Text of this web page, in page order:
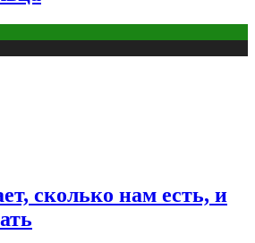
сколько нам есть, и